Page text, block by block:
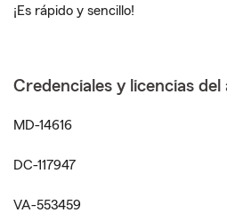
¡Es rápido y sencillo!
Credenciales y licencias del
MD-14616
DC-117947
VA-553459